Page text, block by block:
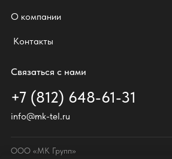
ООО «МК Групп»
О компании
Контакты
Связаться с нами
+7 (812) 648-61-31
info@mk-tel.ru